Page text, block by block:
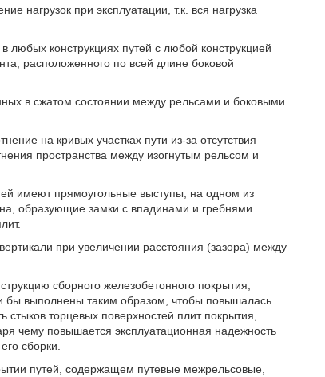
нагрузок при эксплуатации, т.к. вся нагрузка
любых конструкциях путей с любой конструкцией
расположенного по всей длине боковой
в сжатом состоянии между рельсами и боковыми
на кривых участках пути из-за отсутствия
пространства между изогнутым рельсом и
имеют прямоугольные выступы, на одном из
образующие замки с впадинами и гребнями
при увеличении расстояния (зазора) между
сборного железобетонного покрытия,
бы выполнены таким образом, чтобы повышалась
торцевых поверхностей плит покрытия,
чему повышается эксплуатационная надежность
сборки.
путей, содержащем путевые межрельсовые,